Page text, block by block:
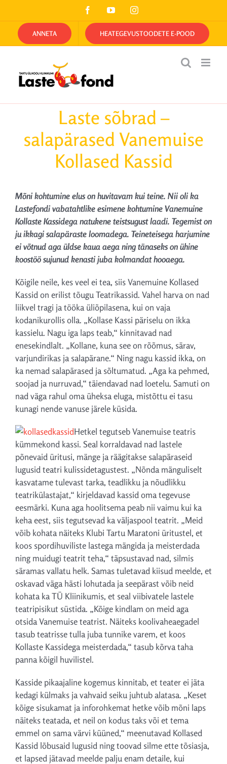
to
content
FacebookYouTubeInstagram
ANNETA HEATEGEVUSTOODETE E-POOD
Laste sõbrad –
salapärased Vanemuise
Kollased Kassid
Mõni kohtumine elus on huvitavam kui teine. Nii oli ka
Lastefondi vabatahtlike esimene kohtumine Vanemuine
Kollaste Kassidega natukene teistsugust laadi. Tegemist on
ju ikkagi salapäraste loomadega. Teineteisega harjumine
ei võtnud aga üldse kaua aega ning tänaseks on ühine
koostöö sujunud kenasti juba kolmandat hooaega.
Kõigile neile, kes veel ei tea, siis Vanemuine Kollased
Kassid on erilist tõugu Teatrikassid. Vahel harva on nad
liikvel tragi ja tööka üliõpilasena, kui on vaja
kodanikurollis olla. „Kollase Kassi päriselu on ikka
kassielu. Nagu iga laps teab,“ kinnitavad nad
enesekindlalt. „Kollane, kuna see on rõõmus, särav,
varjundirikas ja salapärane.“ Ning nagu kassid ikka, on
ka nemad salapärased ja sõltumatud. „Aga ka pehmed,
soojad ja nurruvad,“ täiendavad nad loetelu. Samuti on
nad väga rahul oma üheksa eluga, mistõttu ei tasu
kunagi nende vanuse järele küsida.
Hetkel tegutseb Vanemuise teatris
kümmekond kassi. Seal korraldavad nad lastele
põnevaid üritusi, mänge ja räägitakse salapäraseid
lugusid teatri kulissidetagustest. „Nõnda mänguliselt
kasvatame tulevast tarka, teadlikku ja nõudlikku
teatrikülastajat,“ kirjeldavad kassid oma tegevuse
eesmärki. Kuna aga hoolitsema peab nii vaimu kui ka
keha eest, siis tegutsevad ka väljaspool teatrit. „Meid
võib kohata näiteks Klubi Tartu Maratoni üritustel, et
koos spordihuviliste lastega mängida ja meisterdada
ning muidugi teatrit teha,“ täpsustavad nad, silmis
säramas vallatu helk. Samas tuletavad kiisud meelde, et
oskavad väga hästi lohutada ja seepärast võib neid
kohata ka TÜ Kliinikumis, et seal viibivatele lastele
teatripisikut süstida. „Kõige kindlam on meid aga
otsida Vanemuise teatrist. Näiteks koolivaheaegadel
tasub teatrisse tulla juba tunnike varem, et koos
Kollaste Kassidega meisterdada,“ tasub kõrva taha
panna kõigil huvilistel.
Kasside pikaajaline kogemus kinnitab, et teater ei jäta
kedagi külmaks ja vahvaid seiku juhtub alatasa. „Keset
kõige sisukamat ja inforohkemat hetke võib mõni laps
näiteks teatada, et neil on kodus taks või et tema
emmel on sama värvi küüned,“ meenutavad Kollased
Kassid lõbusaid lugusid ning toovad silme ette tõsiasja,
et lapsed jätavad meelde palju enam detaile, kui